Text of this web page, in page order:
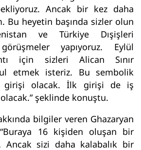
Ancak bir kez daha
Bu heyetin başında sizler olun
ve Türkiye Dışişleri
yapıyoruz. Eylül
için sizleri Alican Sınır
etmek isteriz. Bu sembolik
girişi olacak. İlk girişi de iş
şeklinde konuştu.
bilgiler veren Ghazaryan
16 kişiden oluşan bir
sizi daha kalabalık bir